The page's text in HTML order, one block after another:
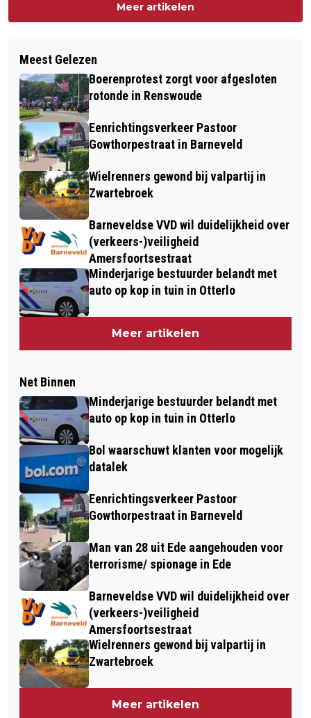
Meer artikelen
Meest Gelezen
Boerenprotest zorgt voor afgesloten
rotonde in Renswoude
Eenrichtingsverkeer Pastoor
Gowthorpestraat in Barneveld
Wielrenners gewond bij valpartij in
Zwartebroek
Barneveldse VVD wil duidelijkheid over
(verkeers-)veiligheid
Amersfoortsestraat
Minderjarige bestuurder belandt met
auto op kop in tuin in Otterlo
Meer artikelen
Net Binnen
Minderjarige bestuurder belandt met
auto op kop in tuin in Otterlo
Bol waarschuwt klanten voor mogelijk
datalek
Eenrichtingsverkeer Pastoor
Gowthorpestraat in Barneveld
Man van 28 uit Ede aangehouden voor
terrorisme/ spionage in Ede
Barneveldse VVD wil duidelijkheid over
(verkeers-)veiligheid
Amersfoortsestraat
Wielrenners gewond bij valpartij in
Zwartebroek
Meer artikelen